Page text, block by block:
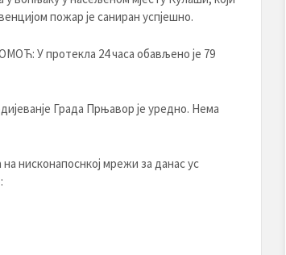
пожар је саниран успјешно.
У протекла 24 часа обављено је 79
Града Прњавор је уредно. Нема
нисконапоснкој мрежи за данас ус